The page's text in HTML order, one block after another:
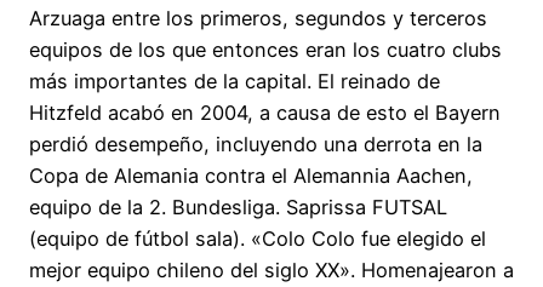
Arzuaga entre los primeros, segundos y terceros
equipos de los que entonces eran los cuatro clubs
más importantes de la capital. El reinado de
Hitzfeld acabó en 2004, a causa de esto el Bayern
perdió desempeño, incluyendo una derrota en la
Copa de Alemania contra el Alemannia Aachen,
equipo de la 2. Bundesliga. Saprissa FUTSAL
(equipo de fútbol sala). «Colo Colo fue elegido el
mejor equipo chileno del siglo XX». Homenajearon a